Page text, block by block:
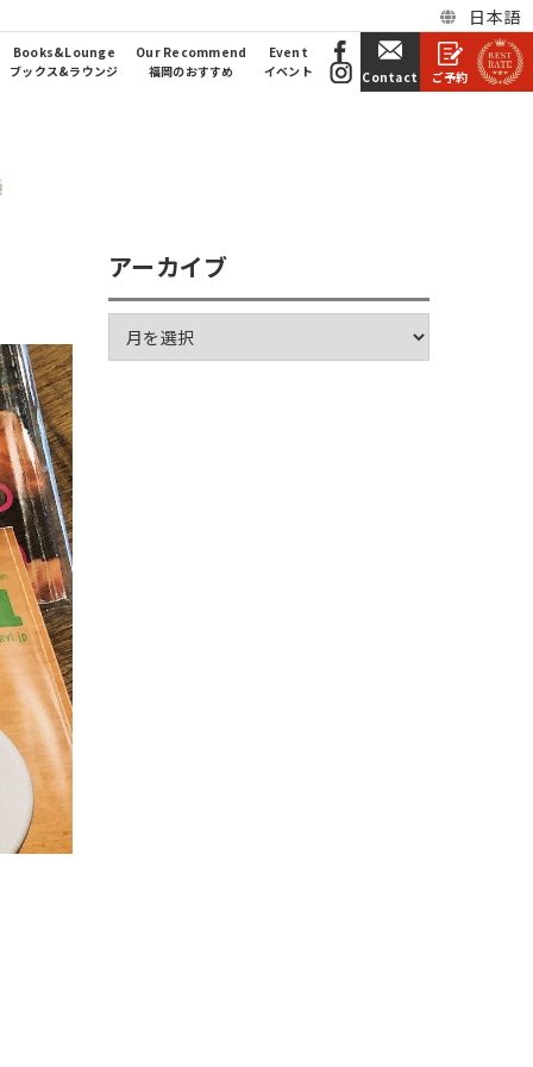
日本語
ご予約
Contact
Books&Lounge
ブックス&ラウンジ
Our Recommend
福岡のおすすめ
Event
イベント
アーカイブ